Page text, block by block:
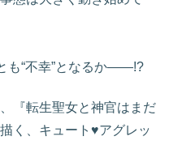
も“不幸”となるか――!?
『転生聖女と神官はまだ
く、キュート♥アグレッ